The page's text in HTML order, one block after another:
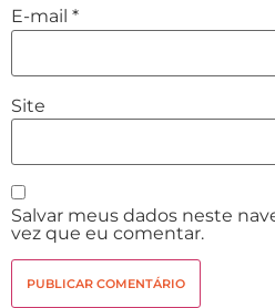
E-mail *
Site
Salvar meus dados neste
vez que eu comentar.